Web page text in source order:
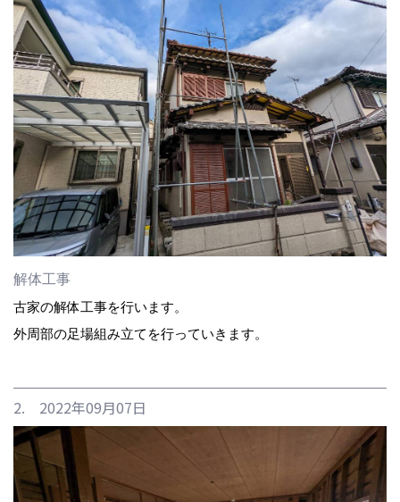
解体工事
古家の解体工事を行います。
外周部の足場組み立てを行っていきます。
2. 2022年09月07日